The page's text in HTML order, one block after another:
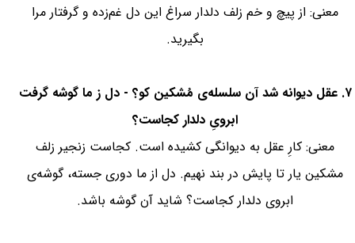
معنی: از پیچ و خم زلف دلدار سراغ این دل غم‌زده و گرفتار مرا
بگیرید.
۷. عقل دیوانه شد آن سلسله‌ی مُشکین کو؟ - دل ز ما گوشه گرفت
ابرویِ دلدار کجاست؟
معنی: کارِ عقل به دیوانگی کشیده است. کجاست زنجیر زلف
مشکین یار تا پایش در بند نهیم. دل از ما دوری جسته، گوشه‌ی
ابروی دلدار کجاست؟ شاید آن گوشه باشد.